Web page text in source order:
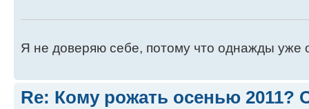
Я не доверяю себе, потому что однажды уже
Re: Кому рожать осенью 2011?